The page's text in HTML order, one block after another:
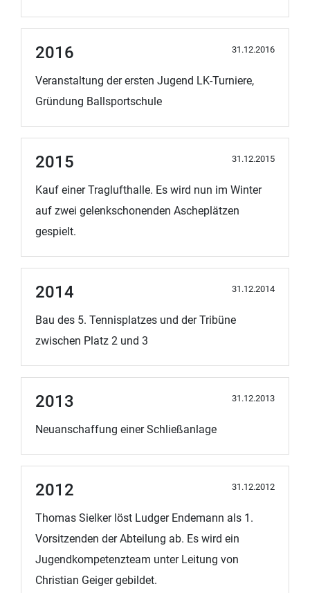
31.12.2016
2016
Veranstaltung der ersten Jugend LK-Turniere,
Gründung Ballsportschule
31.12.2015
2015
Kauf einer Traglufthalle. Es wird nun im Winter
auf zwei gelenkschonenden Ascheplätzen
gespielt.
31.12.2014
2014
Bau des 5. Tennisplatzes und der Tribüne
zwischen Platz 2 und 3
31.12.2013
2013
Neuanschaffung einer Schließanlage
31.12.2012
2012
Thomas Sielker löst Ludger Endemann als 1.
Vorsitzenden der Abteilung ab. Es wird ein
Jugendkompetenzteam unter Leitung von
Christian Geiger gebildet.